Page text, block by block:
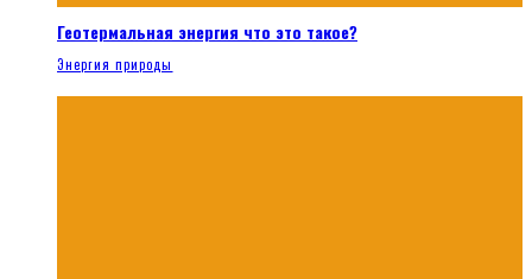
Геотермальная энергия что это такое?
Энергия природы